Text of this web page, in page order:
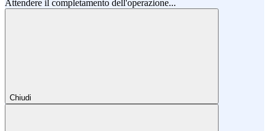
Attendere il completamento dell'operazione...
Chiudi